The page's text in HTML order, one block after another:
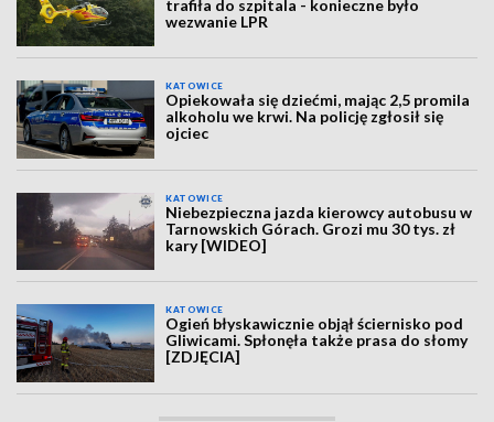
trafiła do szpitala - konieczne było
wezwanie LPR
KATOWICE
Opiekowała się dziećmi, mając 2,5 promila
alkoholu we krwi. Na policję zgłosił się
ojciec
KATOWICE
Niebezpieczna jazda kierowcy autobusu w
Tarnowskich Górach. Grozi mu 30 tys. zł
kary [WIDEO]
KATOWICE
Ogień błyskawicznie objął ściernisko pod
Gliwicami. Spłonęła także prasa do słomy
[ZDJĘCIA]